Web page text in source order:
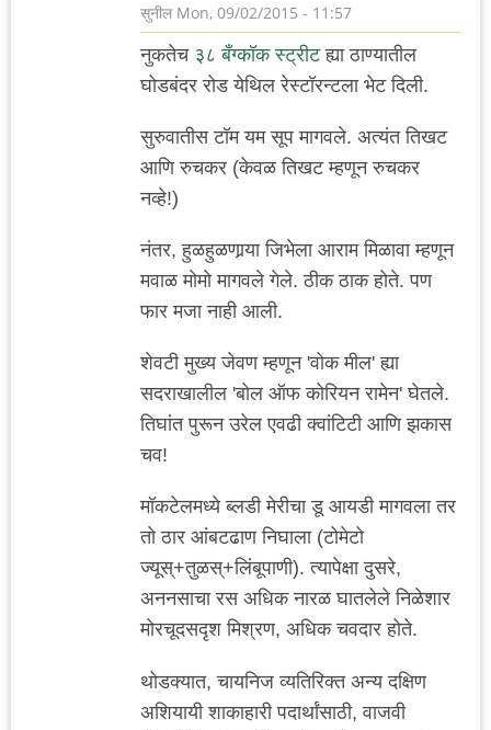
सुनील Mon, 09/02/2015 - 11:57
नुकतेच ३८ बँग्कॉक स्ट्रीटह्या ठाण्यातील
घोडबंदर रोड येथिल रेस्टॉरन्टला भेट दिली.
सुरुवातीस टॉम यम सूप मागवले. अत्यंत तिखट
आणि रुचकर (केवळ तिखट म्हणून रुचकर
नव्हे!)
नंतर, हुळहुळणार्‍या जिभेला आराम मिळावा म्हणून
मवाळ मोमो मागवले गेले. ठीक ठाक होते. पण
फार मजा नाही आली.
शेवटी मुख्य जेवण म्हणून 'वोक मील' ह्या
सदराखालील 'बोल ऑफ कोरियन रामेन' घेतले.
तिघांत पुरून उरेल एवढी क्वांटिटी आणि झकास
चव!
मॉकटेलमध्ये ब्लडी मेरीचा डू आयडी मागवला तर
तो ठार आंबटढाण निघाला (टोमेटो
ज्यूस्+तुळस्+लिंबूपाणी). त्यापेक्षा दुसरे,
अननसाचा रस अधिक नारळ घातलेले निळेशार
मोरचूदसदृश मिश्रण, अधिक चवदार होते.
थोडक्यात, चायनिज व्यतिरिक्त अन्य दक्षिण
अशियायी शाकाहारी पदार्थांसाठी, वाजवी